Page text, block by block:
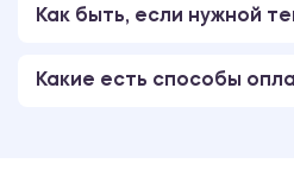
Как быть, если нужной
Какие есть способы